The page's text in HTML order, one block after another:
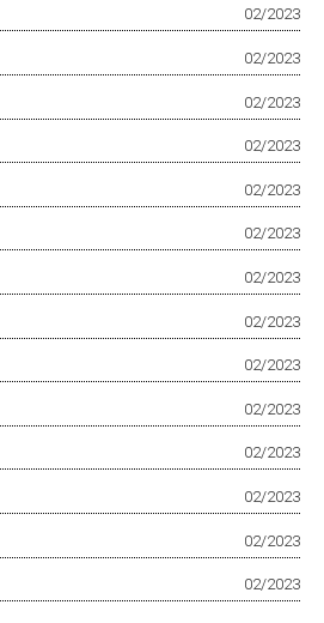
02/2023
02/2023
02/2023
02/2023
02/2023
02/2023
02/2023
02/2023
02/2023
02/2023
02/2023
02/2023
02/2023
02/2023